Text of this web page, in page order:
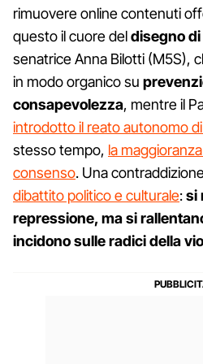
rimuovere online contenuti
questo il cuore deldisegno
senatrice Anna Bilotti (M5S),
in modo organico su
consapevolezza, mentre il
introdotto il reato autonomo
stesso tempo, la
consenso. Una
dibattito politico e culturale:si
repressione, ma si
incidono sulle radici della